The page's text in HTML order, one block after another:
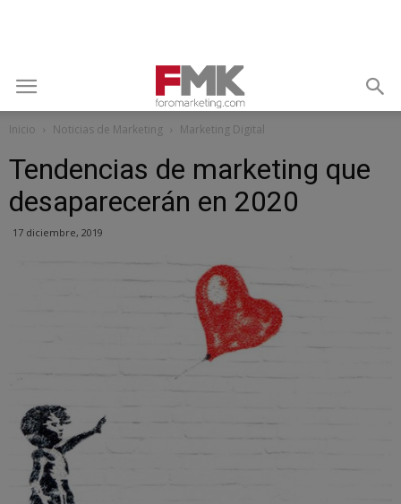
Inicio Noticias de Marketing Marketing Digital
Tendencias de marketing que
desaparecerán en 2020
17 diciembre, 2019